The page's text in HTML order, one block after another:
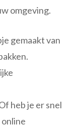
omgeving.
gemaakt van
heb je er snel
online